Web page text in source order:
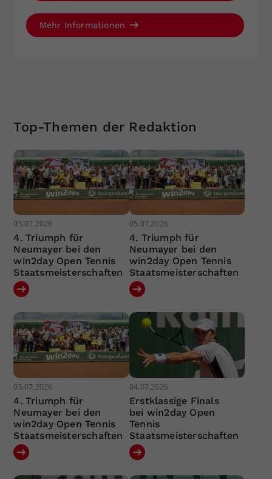
Mehr Informationen
Top-Themen der Redaktion
05.07.2026
4. Triumph für
Neumayer bei den
win2day Open Tennis
Staatsmeisterschaften
05.07.2026
4. Triumph für
Neumayer bei den
win2day Open Tennis
Staatsmeisterschaften
05.07.2026
4. Triumph für
Neumayer bei den
win2day Open Tennis
Staatsmeisterschaften
04.07.2026
Erstklassige Finals
bei win2day Open
Tennis
Staatsmeisterschaften